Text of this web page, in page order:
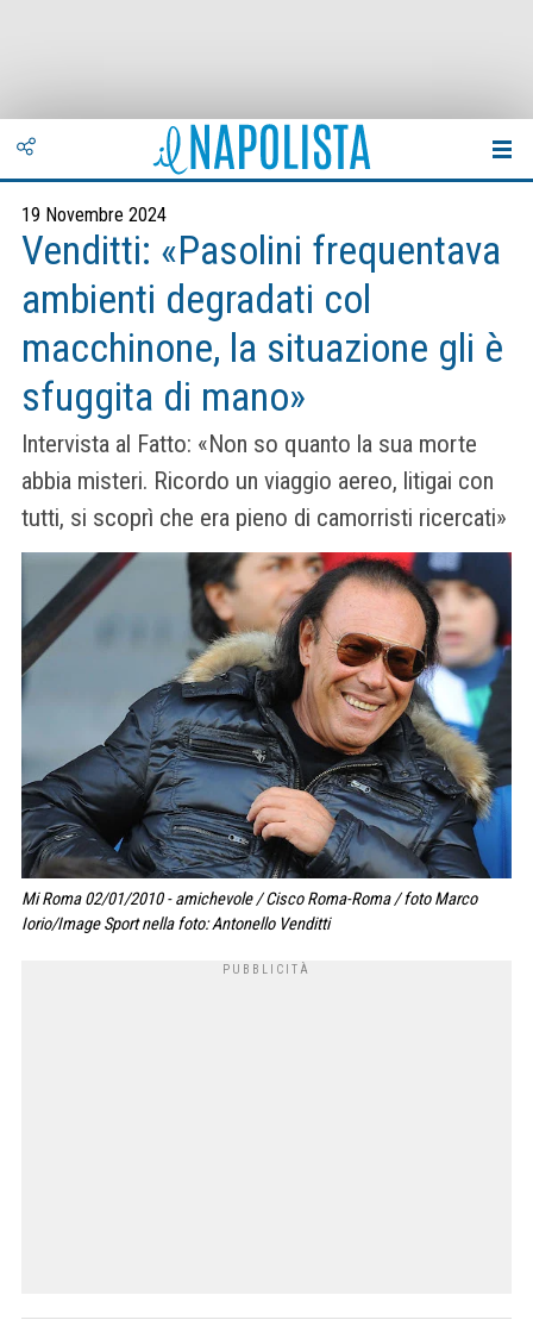
19 Novembre 2024
Venditti: «Pasolini frequentava
ambienti degradati col
macchinone, la situazione gli è
sfuggita di mano»
Intervista al Fatto: «Non so quanto la sua morte
abbia misteri. Ricordo un viaggio aereo, litigai con
tutti, si scoprì che era pieno di camorristi ricercati»
Mi Roma 02/01/2010 - amichevole / Cisco Roma-Roma / foto Marco
Iorio/Image Sport nella foto: Antonello Venditti